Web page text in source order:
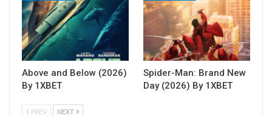
Above and Below (2026)
By 1XBET
Spider-Man: Brand New
Day (2026) By 1XBET
PREV NEXT